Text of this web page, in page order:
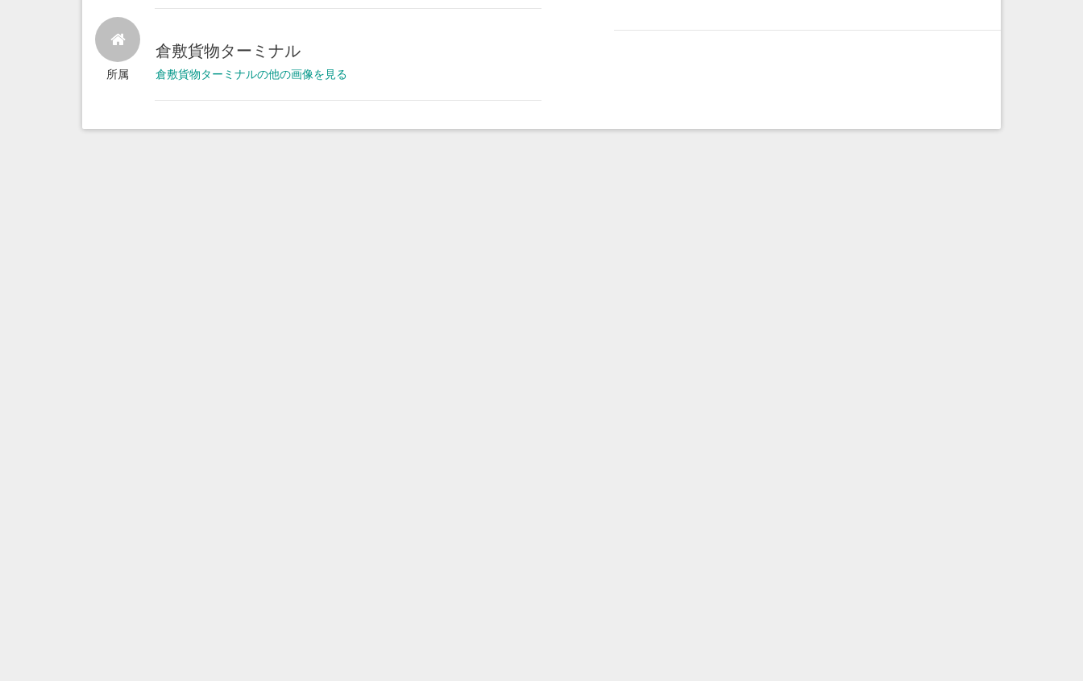
所属
倉敷貨物ターミナル
倉敷貨物ターミナルの他の画像を見る